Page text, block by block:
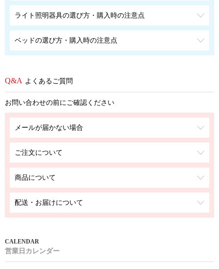
ライト照明器具の選び方・購入時の注意点
ベッドの選び方・購入時の注意点
よくあるご質問
お問い合わせの前にご確認ください
メールが届かない場合
ご注文について
商品について
配送・お届けについて
営業日カレンダー